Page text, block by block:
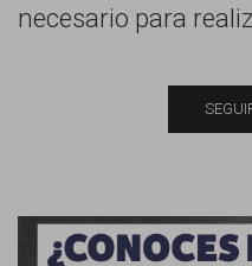
necesario para